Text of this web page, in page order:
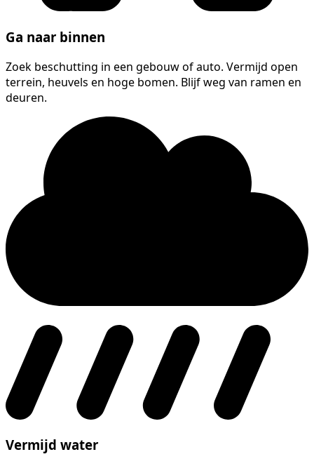
Ga naar binnen
Zoek beschutting in een gebouw of auto. Vermijd open
terrein, heuvels en hoge bomen. Blijf weg van ramen en
deuren.
Vermijd water